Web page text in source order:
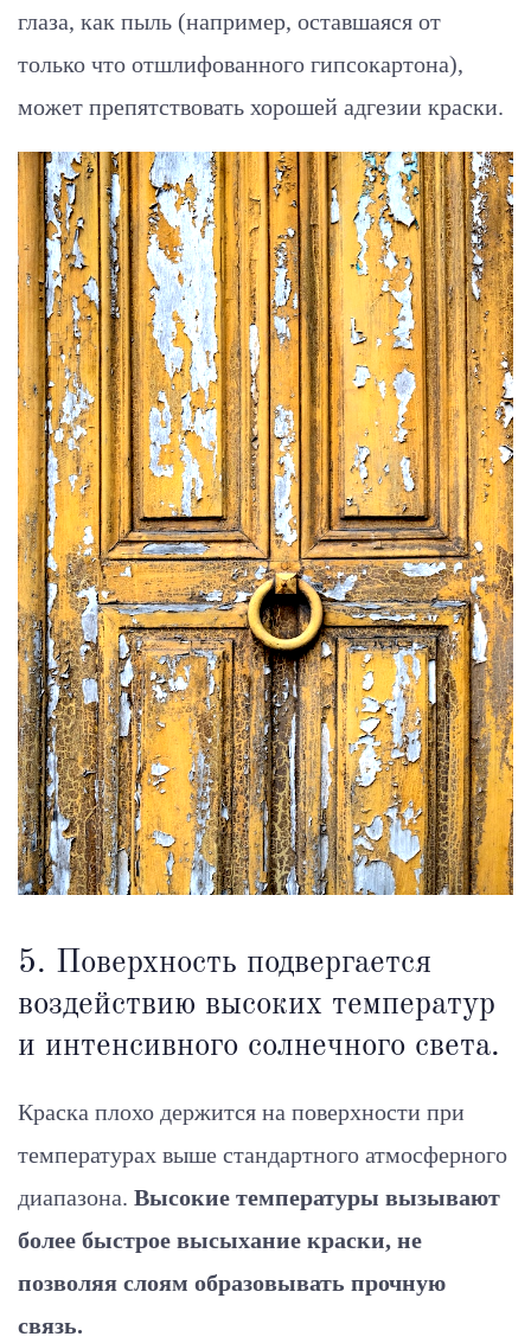
глаза, как пыль (например, оставшаяся от
только что отшлифованного гипсокартона),
может препятствовать хорошей адгезии краски.
5. Поверхность подвергается
воздействию высоких температур
и интенсивного солнечного света.
Краска плохо держится на поверхности при
температурах выше стандартного атмосферного
диапазона. Высокие температуры вызывают
более быстрое высыхание краски, не
позволяя слоям образовывать прочную
связь.